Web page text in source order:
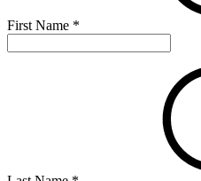
First Name *